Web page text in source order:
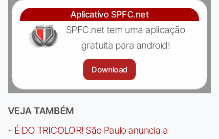
Aplicativo SPFC.net
SPFC.net tem uma aplicação
gratuita para android!
Download
VEJA TAMBÉM
- É DO TRICOLOR! São Paulo anuncia a